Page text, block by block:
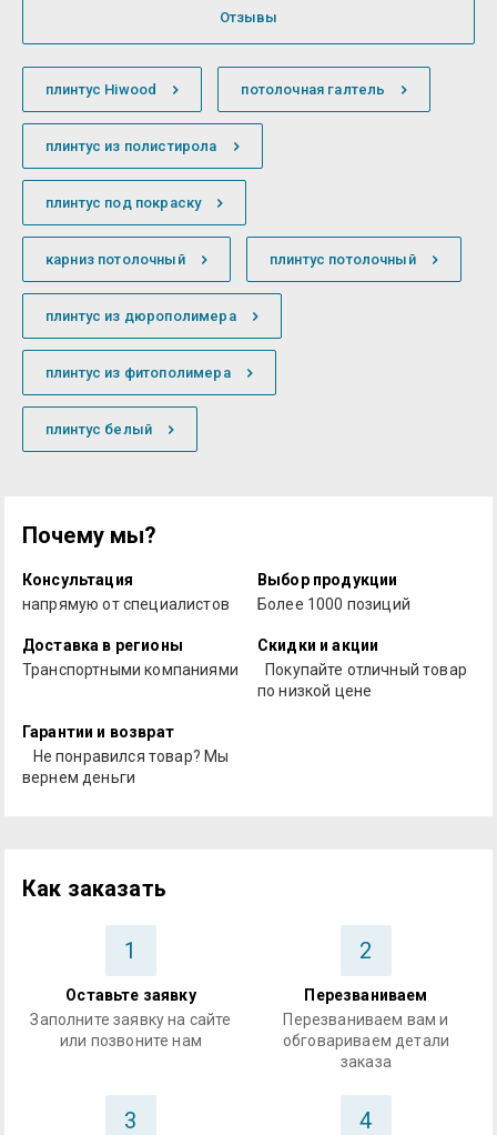
Отзывы
плинтус Hiwood потолочная галтель
плинтус из полистирола
плинтус под покраску
карниз потолочный плинтус потолочный
плинтус из дюрополимера
плинтус из фитополимера
плинтус белый
Почему мы?
Консультация
напрямую от специалистов
Выбор продукции
Более 1000 позиций
Доставка в регионы
Транспортными компаниями
Скидки и акции
Покупайте отличный товар
по низкой цене
Гарантии и возврат
Не понравился товар? Мы
вернем деньги
Как заказать
1
Оставьте заявку
Заполните заявку на сайте
или позвоните нам
2
Перезваниваем
Перезваниваем вам и
обговариваем детали
заказа
3 4